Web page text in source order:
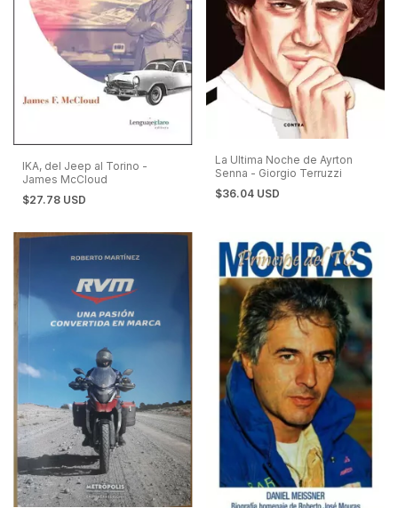
IKA, del Jeep al Torino -
James McCloud
$27.78 USD
La Ultima Noche de Ayrton
Senna - Giorgio Terruzzi
$36.04 USD